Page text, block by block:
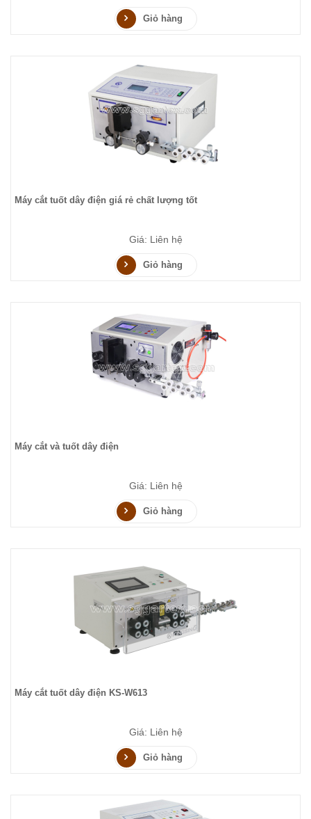
Giỏ hàng
Máy cắt tuốt dây điện giá rẻ chất lượng tốt
Giá: Liên hệ
Giỏ hàng
Máy cắt và tuốt dây điện
Giá: Liên hệ
Giỏ hàng
Máy cắt tuốt dây điện KS-W613
Giá: Liên hệ
Giỏ hàng